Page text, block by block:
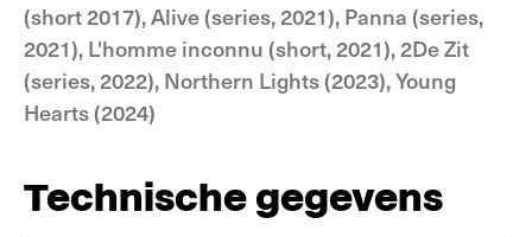
(short 2017), Alive (series, 2021), Panna (series,
2021), L'homme inconnu (short, 2021), 2De Zit
(series, 2022), Northern Lights (2023), Young
Hearts (2024)
Technische gegevens